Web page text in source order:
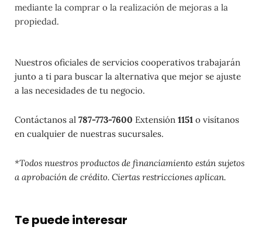
mediante la comprar o la realización de mejoras a la
propiedad.
Nuestros oficiales de servicios cooperativos trabajarán
junto a ti para buscar la alternativa que mejor se ajuste
a las necesidades de tu negocio.
Contáctanos al 787-773-7600 Extensión 1151 o visítanos
en cualquier de nuestras sucursales.
*Todos nuestros productos de financiamiento están sujetos
a aprobación de crédito. Ciertas restricciones aplican.
Te puede interesar